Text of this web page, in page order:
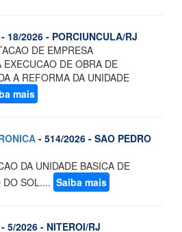
- 18/2026 - PORCIUNCULA/RJ
DE EMPRESA
EXECUCAO DE OBRA DE
A REFORMA DA UNIDADE
mais
- 514/2026 - SAO PEDRO
DA UNIDADE BASICA DE
DO SOL.... Saiba mais
- 5/2026 - NITEROI/RJ